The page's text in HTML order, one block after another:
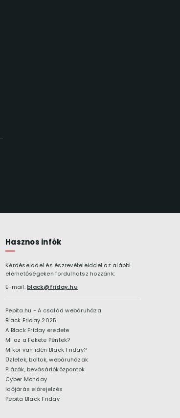
Hasznos infók
Kérdéseiddel és észrevételeiddel az alábbi
elérhetőségeken fordulhatsz hozzánk:
E-mail: black@friday.hu
Pepita.hu - A család webáruháza
Black Friday 2025
A Black Friday eredete
Mi az a Fekete Péntek?
Mikor van idén Black Friday?
Üzletek, boltok, webáruházak
Plázák, bevásárlóközpontok
Cyber Monday
Időjárás előrejelzés
Pepita Black Friday